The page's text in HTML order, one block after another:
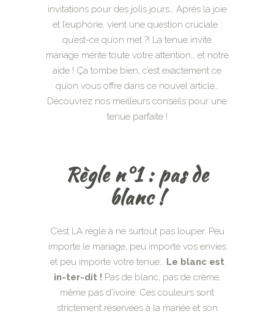
invitations pour des jolis jours… Après la joie
et l’euphorie, vient une question cruciale :
qu’est-ce qu’on met ?! La tenue invité
mariage mérite toute votre attention… et notre
aide ! Ça tombe bien, c’est exactement ce
qu’on vous offre dans ce nouvel article…
Découvrez nos meilleurs conseils pour une
tenue parfaite !
Règle n°1 : pas de
blanc !
C’est LA règle à ne surtout pas louper. Peu
importe le mariage, peu importe vos envies
et peu importe votre tenue… Le blanc est
in-ter-dit ! Pas de blanc, pas de crème,
même pas d’ivoire. Ces couleurs sont
strictement réservées à la mariée et son